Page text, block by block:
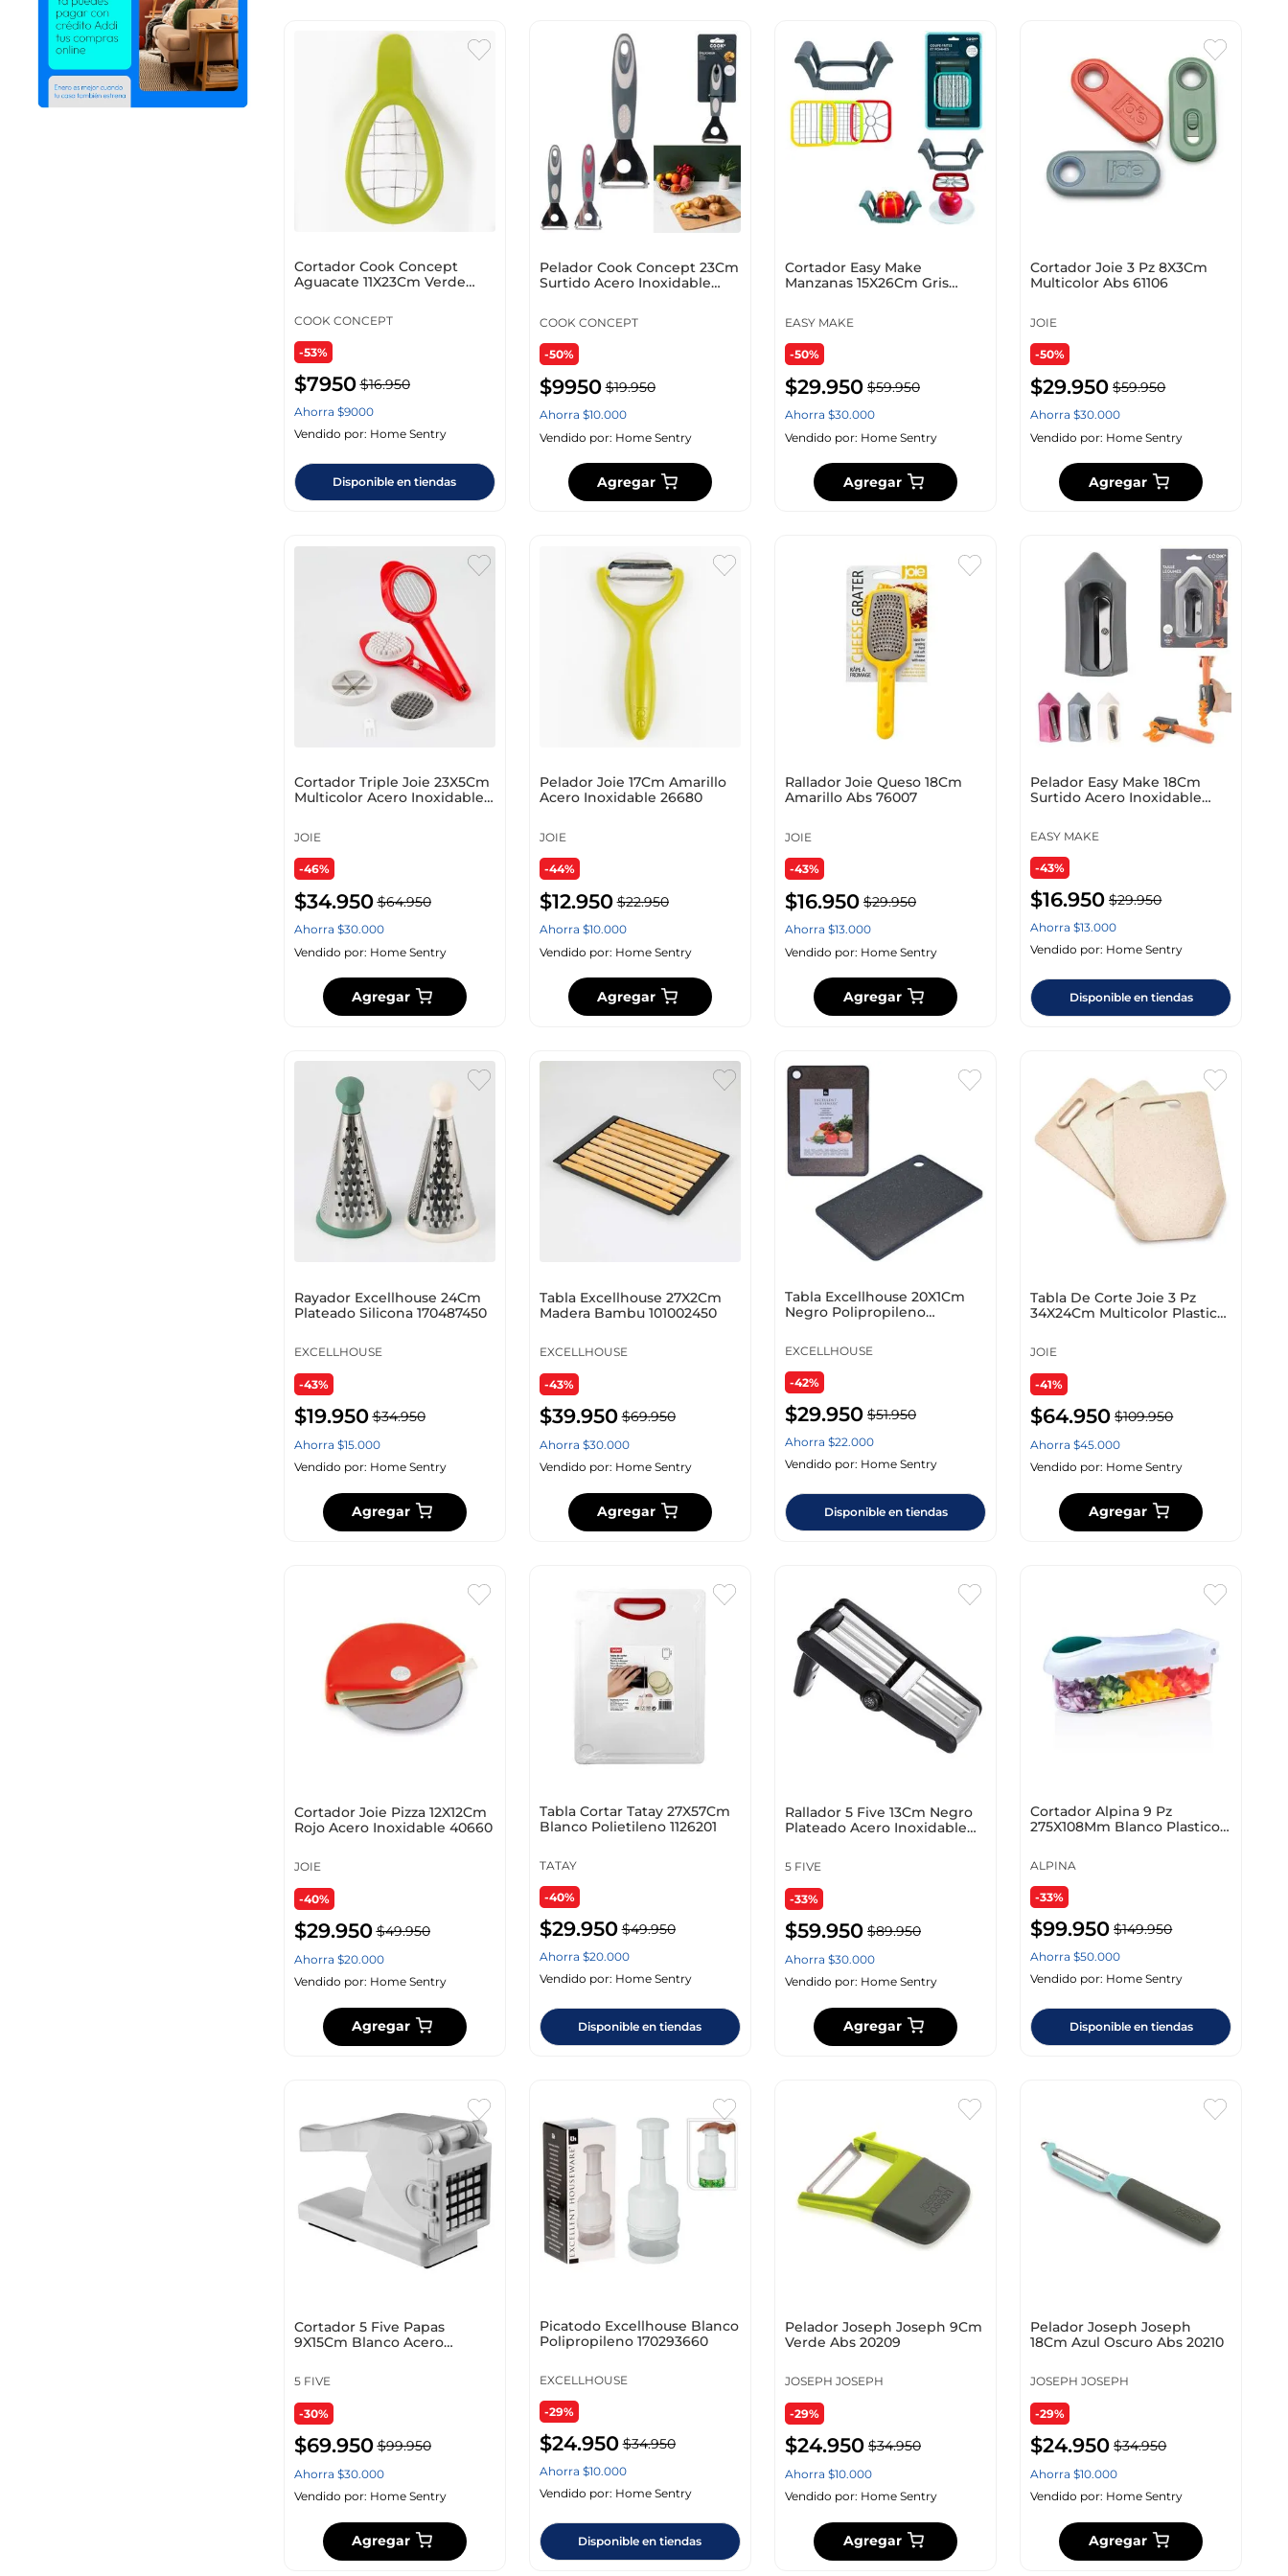
45.00
Mostrar 16 más
Cortador Cook Concept
Aguacate 11X23Cm Verde
COOK CONCEPT
-53%
$7950 $16.950
Ahorra $9000
Vendido por: Home Sentry
Disponible en tiendas
Pelador Cook Concept 23Cm
Surtido Acero Inoxidable
COOK CONCEPT
-50%
$9950 $19.950
Ahorra $10.000
Vendido por: Home Sentry
Agregar
Cortador Easy Make
Manzanas 15X26Cm Gris
EASY MAKE
-50%
$29.950 $59.950
Ahorra $30.000
Vendido por: Home Sentry
Agregar
Cortador Joie 3 Pz 8X3Cm
Multicolor Abs 61106
JOIE
-50%
$29.950 $59.950
Ahorra$30.000
Vendido por: Home Sentry
Agregar
Cortador Triple Joie 23X5Cm
Multicolor Acero Inoxidable
JOIE
-46%
$34.950 $64.950
Ahorra $30.000
Vendido por: Home Sentry
Agregar
Pelador Joie 17Cm Amarillo
Acero Inoxidable 26680
JOIE
-44%
$12.950 $22.950
Ahorra $10.000
Vendido por: Home Sentry
Agregar
Rallador Joie Queso 18Cm
Amarillo Abs 76007
JOIE
-43%
$16.950 $29.950
Ahorra $13.000
Vendido por: Home Sentry
Agregar
Pelador Easy Make 18Cm
Surtido Acero Inoxidable
EASY MAKE
-43%
$16.950 $29.950
Ahorra$13.000
Vendido por: Home Sentry
Disponible en tiendas
Rayador Excellhouse 24Cm
Plateado Silicona 170487450
EXCELLHOUSE
-43%
$19.950 $34.950
Ahorra $15.000
Vendido por: Home Sentry
Agregar
Tabla Excellhouse 27X2Cm
Madera Bambu 101002450
EXCELLHOUSE
-43%
$39.950 $69.950
Ahorra $30.000
Vendido por: Home Sentry
Agregar
Tabla Excellhouse 20X1Cm
Negro Polipropileno
EXCELLHOUSE
-42%
$29.950 $51.950
Ahorra $22.000
Vendido por: Home Sentry
Disponible en tiendas
Tabla De Corte Joie 3 Pz
34X24Cm Multicolor Plastico
JOIE
-41%
$64.950 $109.950
Ahorra$45.000
Vendido por: Home Sentry
Agregar
Cortador Joie Pizza 12X12Cm
Rojo Acero Inoxidable 40660
JOIE
-40%
$29.950 $49.950
Ahorra $20.000
Vendido por: Home Sentry
Agregar
Tabla Cortar Tatay 27X57Cm
Blanco Polietileno 1126201
TATAY
-40%
$29.950 $49.950
Ahorra $20.000
Vendido por: Home Sentry
Disponible en tiendas
Rallador 5 Five 13Cm Negro
Plateado Acero Inoxidable
5 FIVE
-33%
$59.950 $89.950
Ahorra $30.000
Vendido por: Home Sentry
Agregar
Cortador Alpina 9 Pz
275X108Mm Blanco Plastico
ALPINA
-33%
$99.950 $149.950
Ahorra$50.000
Vendido por: Home Sentry
Disponible en tiendas
Cortador 5 Five Papas
9X15Cm Blanco Acero
5 FIVE
-30%
$69.950 $99.950
Ahorra $30.000
Vendido por: Home Sentry
Agregar
Picatodo Excellhouse Blanco
Polipropileno 170293660
EXCELLHOUSE
-29%
$24.950 $34.950
Ahorra $10.000
Vendido por: Home Sentry
Disponible en tiendas
Pelador Joseph Joseph 9Cm
Verde Abs 20209
JOSEPH JOSEPH
-29%
$24.950 $34.950
Ahorra $10.000
Vendido por: Home Sentry
Agregar
Pelador Joseph Joseph
18Cm Azul Oscuro Abs 20210
JOSEPH JOSEPH
-29%
$24.950 $34.950
Ahorra$10.000
Vendido por: Home Sentry
Agregar